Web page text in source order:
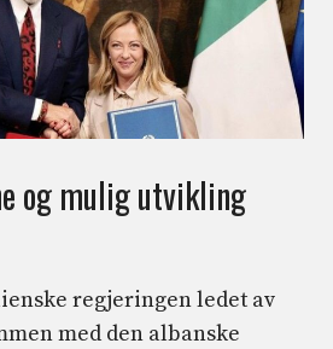
og mulig utvikling
regjeringen ledet av
med den albanske